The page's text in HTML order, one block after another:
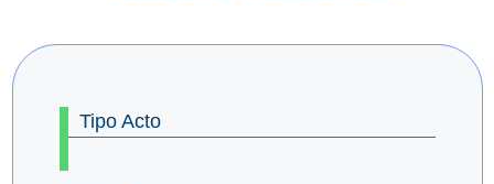
Tipo Acto